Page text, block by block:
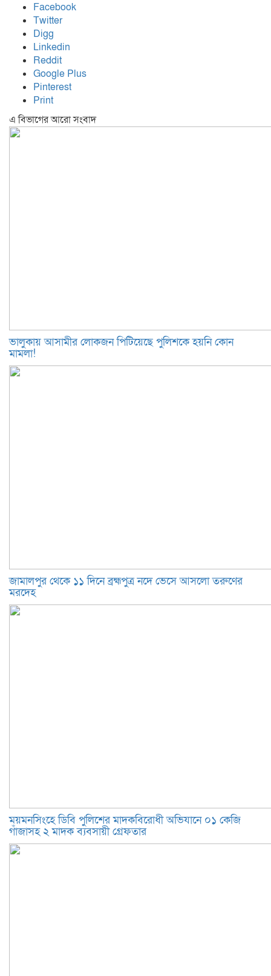
Facebook
Twitter
Digg
Linkedin
Reddit
Google Plus
Pinterest
Print
এ বিভাগের আরো সংবাদ
ভালুকায় আসামীর লোকজন পিটিয়েছে পুলিশকে হয়নি কোন
মামলা!
জামালপুর থেকে ১১ দিনে ব্রহ্মপুত্র নদে ভেসে আসলো তরুণের
মরদেহ
ময়মনসিংহে ডিবি পুলিশের মাদকবিরোধী অভিযানে ০১ কেজি
গাঁজাসহ ২ মাদক ব্যবসায়ী গ্রেফতার